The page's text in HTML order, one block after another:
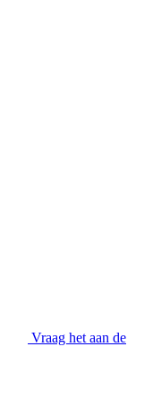
Vraag het aan de